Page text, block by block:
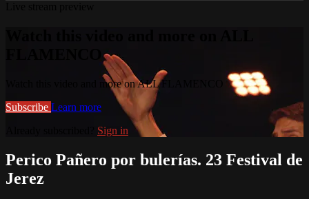
Watch this video and more on ALL FLAMENCO
Subscribe Learn more
Sign in
Perico Pañero por bulerías. 23 Festival de
Jerez